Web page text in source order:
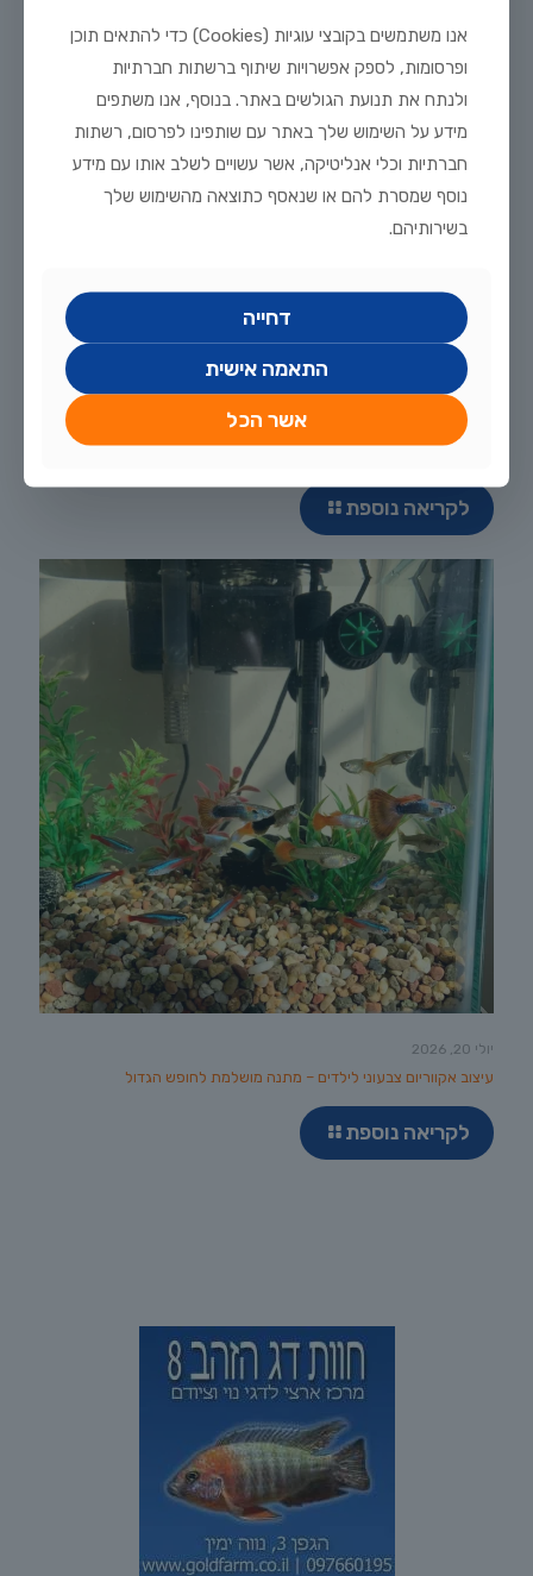
לקריאה נוספת
יולי 20, 2026
עיצוב אקווריום צבעוני לילדים – מתנה מושלמת לחופש הגדול
לקריאה נוספת
אנו משתמשים בקובצי עוגיות (Cookies) כדי להתאים תוכן
ופרסומות, לספק אפשרויות שיתוף ברשתות חברתיות
ולנתח את תנועת הגולשים באתר. בנוסף, אנו משתפים
מידע על השימוש שלך באתר עם שותפינו לפרסום, רשתות
חברתיות וכלי אנליטיקה, אשר עשויים לשלב אותו עם מידע
נוסף שמסרת להם או שנאסף כתוצאה מהשימוש שלך
בשירותיהם.
דחייה
התאמה אישית
אשר הכל